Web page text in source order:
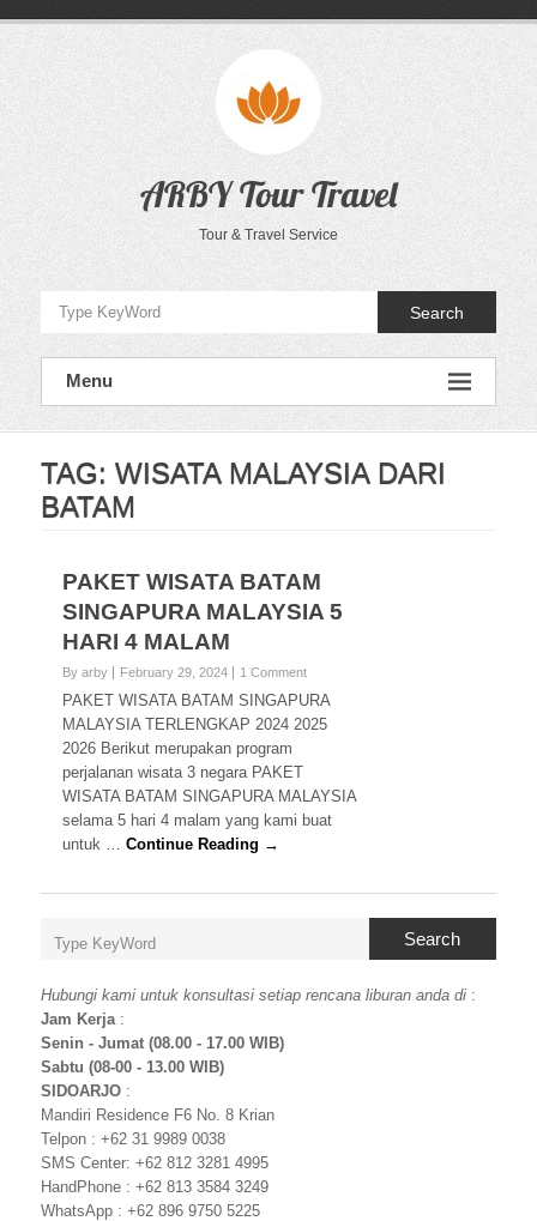
ARBY Tour Travel
Tour & Travel Service
Search
Menu
TAG: WISATA MALAYSIA DARI
BATAM
PAKET WISATA BATAM
SINGAPURA MALAYSIA 5
HARI 4 MALAM
By arby February 29, 2024 1 Comment
PAKET WISATA BATAM SINGAPURA
MALAYSIA TERLENGKAP 2024 2025
2026 Berikut merupakan program
perjalanan wisata 3 negara PAKET
WISATA BATAM SINGAPURA MALAYSIA
selama 5 hari 4 malam yang kami buat
untuk …Continue Reading →
Search
Hubungi kami untuk konsultasi setiap rencana liburan anda di :
Jam Kerja:
Senin - Jumat (08.00 - 17.00 WIB)
Sabtu (08-00 - 13.00 WIB)
SIDOARJO :
Mandiri Residence F6 No. 8 Krian
Telpon : +62 31 9989 0038
SMS Center: +62 812 3281 4995
HandPhone : +62 813 3584 3249
WhatsApp : +62 896 9750 5225